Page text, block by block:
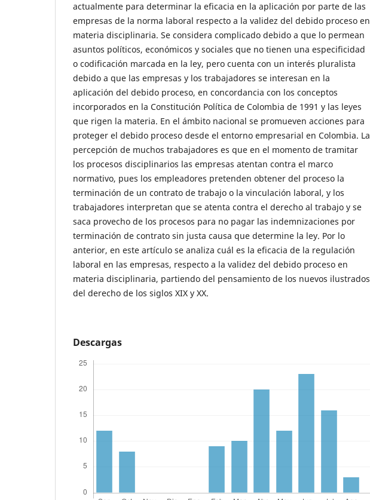
actualmente para determinar la eficacia en la aplicación por parte de las
empresas de la norma laboral respecto a la validez del debido proceso en
materia disciplinaria. Se considera complicado debido a que lo permean
asuntos políticos, económicos y sociales que no tienen una especificidad
o codificación marcada en la ley, pero cuenta con un interés pluralista
debido a que las empresas y los trabajadores se interesan en la
aplicación del debido proceso, en concordancia con los conceptos
incorporados en la Constitución Política de Colombia de 1991 y las leyes
que rigen la materia. En el ámbito nacional se promueven acciones para
proteger el debido proceso desde el entorno empresarial en Colombia. La
percepción de muchos trabajadores es que en el momento de tramitar
los procesos disciplinarios las empresas atentan contra el marco
normativo, pues los empleadores pretenden obtener del proceso la
terminación de un contrato de trabajo o la vinculación laboral, y los
trabajadores interpretan que se atenta contra el derecho al trabajo y se
saca provecho de los procesos para no pagar las indemnizaciones por
terminación de contrato sin justa causa que determine la ley. Por lo
anterior, en este artículo se analiza cuál es la eficacia de la regulación
laboral en las empresas, respecto a la validez del debido proceso en
materia disciplinaria, partiendo del pensamiento de los nuevos ilustrados
del derecho de los siglos XIX y XX.
Descargas